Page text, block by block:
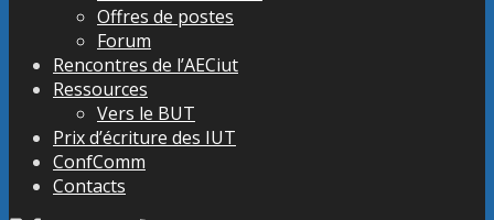
Offres de postes
Forum
Rencontres de l’AECiut
Ressources
Vers le BUT
Prix d’écriture des IUT
ConfComm
Contacts